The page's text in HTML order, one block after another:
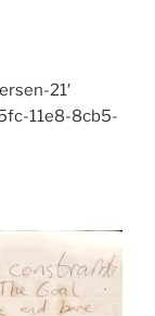
21′
11e8-8cb5-